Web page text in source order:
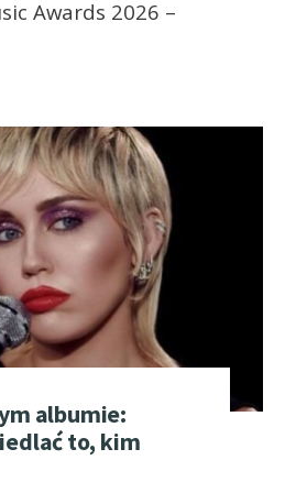
Awards 2026 –
albumie:
to, kim